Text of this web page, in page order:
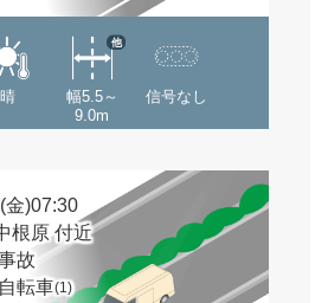
晴
幅5.5～
9.0m
他
信号なし
金)07:30
根原 付近
故
自転車(1)